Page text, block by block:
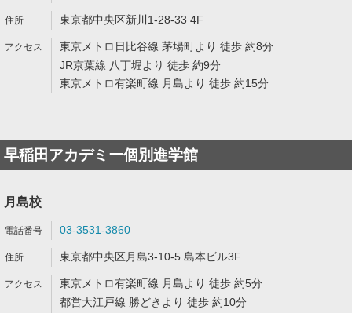
東京都中央区新川1-28-33 4F
東京メトロ日比谷線 茅場町より 徒歩 約8分
JR京葉線 八丁堀より 徒歩 約9分
東京メトロ有楽町線 月島より 徒歩 約15分
早稲田アカデミー個別進学館
月島校
03-3531-3860
東京都中央区月島3-10-5 島本ビル3F
東京メトロ有楽町線 月島より 徒歩 約5分
都営大江戸線 勝どきより 徒歩 約10分